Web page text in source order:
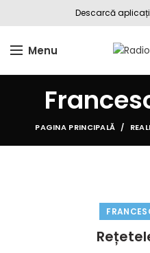
Descarcă
Menu
PAGINA PRINCIPALĂ